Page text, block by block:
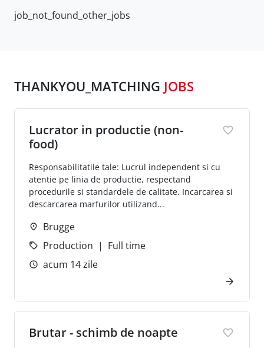
job_not_found_other_jobs
THANKYOU_MATCHING JOBS
Lucrator in productie (non-
food)
Responsabilitatile tale: Lucrul independent si cu
atentie pe linia de productie, respectand
procedurile si standardele de calitate. Incarcarea si
descarcarea marfurilor utilizand...
Brugge
Production
Full time
acum 14 zile
Brutar - schimb de noapte